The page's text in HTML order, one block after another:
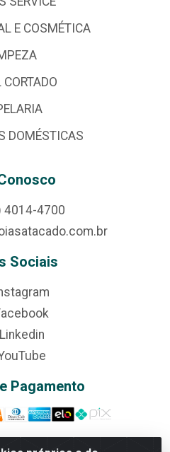
E COSMÉTICA
CORTADO
DOMÉSTICAS
4014-4700
Sociais
Linkedin
Pagamento